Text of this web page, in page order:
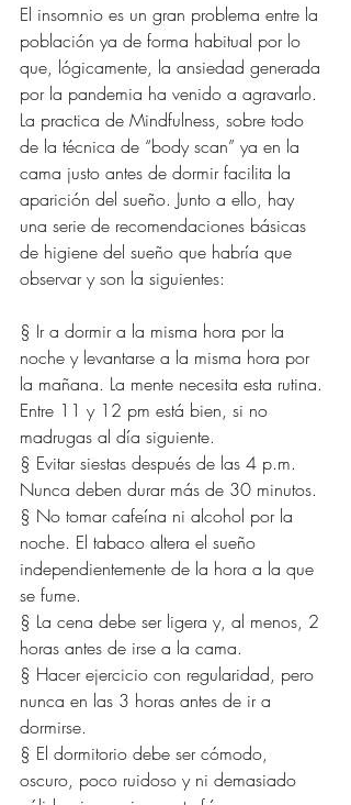
El insomnio es un gran problema entre la
población ya de forma habitual por lo
que, lógicamente, la ansiedad generada
por la pandemia ha venido a agravarlo.
La practica de Mindfulness, sobre todo
de la técnica de “body scan” ya en la
cama justo antes de dormir facilita la
aparición del sueño. Junto a ello, hay
una serie de recomendaciones básicas
de higiene del sueño que habría que
observar y son la siguientes:
§ Ir a dormir a la misma hora por la
noche y levantarse a la misma hora por
la mañana. La mente necesita esta rutina.
Entre 11 y 12 pm está bien, si no
madrugas al día siguiente.
§ Evitar siestas después de las 4 p.m.
Nunca deben durar más de 30 minutos.
§ No tomar cafeína ni alcohol por la
noche. El tabaco altera el sueño
independientemente de la hora a la que
se fume.
§ La cena debe ser ligera y, al menos, 2
horas antes de irse a la cama.
§ Hacer ejercicio con regularidad, pero
nunca en las 3 horas antes de ir a
dormirse.
§ El dormitorio debe ser cómodo,
oscuro, poco ruidoso y ni demasiado